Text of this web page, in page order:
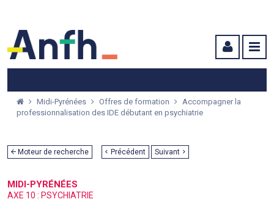
Midi-Pyrénées Offres de formation
Accompagner la
professionnalisation des IDE débutant en psychiatrie
Moteur de recherche Précédent Suivant
MIDI-PYRÉNÉES
AXE 10 : PSYCHIATRIE